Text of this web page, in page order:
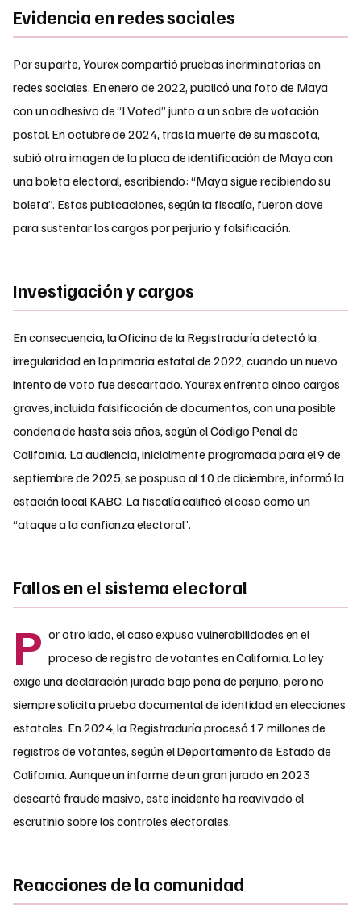
Evidencia en redes sociales
Por su parte, Yourex compartió pruebas incriminatorias en
redes sociales. En enero de 2022, publicó una foto de Maya
con un adhesivo de “I Voted” junto a un sobre de votación
postal. En octubre de 2024, tras la muerte de su mascota,
subió otra imagen de la placa de identificación de Maya con
una boleta electoral, escribiendo: “Maya sigue recibiendo su
boleta”. Estas publicaciones, según la fiscalía, fueron clave
para sustentar los cargos por perjurio y falsificación.
Investigación y cargos
En consecuencia, la Oficina de la Registraduría detectó la
irregularidad en la primaria estatal de 2022, cuando un nuevo
intento de voto fue descartado. Yourex enfrenta cinco cargos
graves, incluida falsificación de documentos, con una posible
condena de hasta seis años, según el Código Penal de
California. La audiencia, inicialmente programada para el 9 de
septiembre de 2025, se pospuso al 10 de diciembre, informó la
estación local KABC. La fiscalía calificó el caso como un
“ataque a la confianza electoral”.
Fallos en el sistema electoral
P or otro lado, el caso expuso vulnerabilidades en el
proceso de registro de votantes en California. La ley
exige una declaración jurada bajo pena de perjurio, pero no
siempre solicita prueba documental de identidad en elecciones
estatales. En 2024, la Registraduría procesó 17 millones de
registros de votantes, según el Departamento de Estado de
California. Aunque un informe de un gran jurado en 2023
descartó fraude masivo, este incidente ha reavivado el
escrutinio sobre los controles electorales.
Reacciones de la comunidad